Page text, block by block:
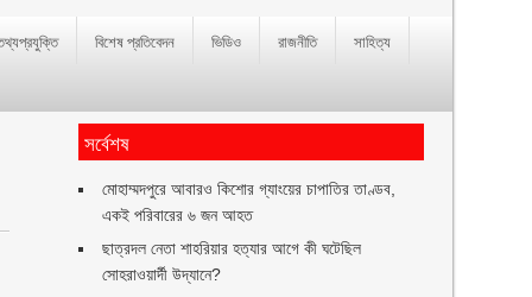
বিশেষ প্রতিবেদন ভিডিও রাজনীতি সাহিত্য
সর্বেশষ
মোহাম্মদপুরে আবারও কিশোর গ্যাংয়ের চাপাতির তাণ্ডব,
একই পরিবারের ৬ জন আহত
ছাত্রদল নেতা শাহরিয়ার হত্যার আগে কী ঘটেছিল
সোহরাওয়ার্দী উদ্যানে?